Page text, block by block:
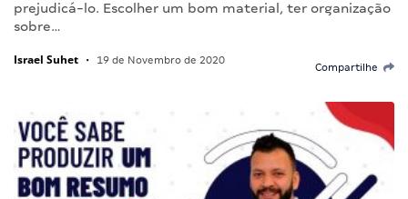
prejudicá-lo. Escolher um bom material, ter organização
sobre…
Israel Suhet • 19 de Novembro de 2020
Compartilhe